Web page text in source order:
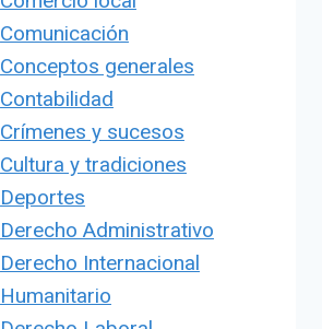
Comunicación
Conceptos generales
Contabilidad
Crímenes y sucesos
Cultura y tradiciones
Deportes
Derecho Administrativo
Derecho Internacional
Humanitario